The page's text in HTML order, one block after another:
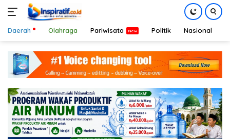
konten
Daerah Olahraga Pariwisata Politik Nasional